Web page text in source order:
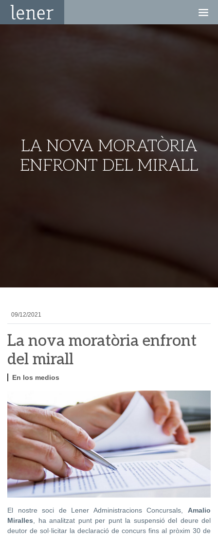
LA NOVA MORATÒRIA
ENFRONT DEL MIRALL
09/12/2021
La nova moratòria enfront
del mirall
En los medios
El nostre soci de Lener Administracions Concursals, Amalio
Miralles , ha analitzat punt per punt la suspensió del deure del
deutor de sol·licitar la declaració de concurs fins al pròxim 30 de